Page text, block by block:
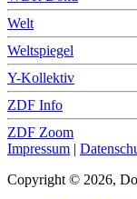
Welt
Weltspiegel
Y-Kollektiv
ZDF Info
ZDF Zoom
Impressum |
Copyright © 2026,